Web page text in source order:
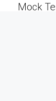
Mock